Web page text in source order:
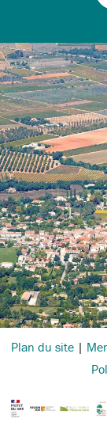
Plan du site |